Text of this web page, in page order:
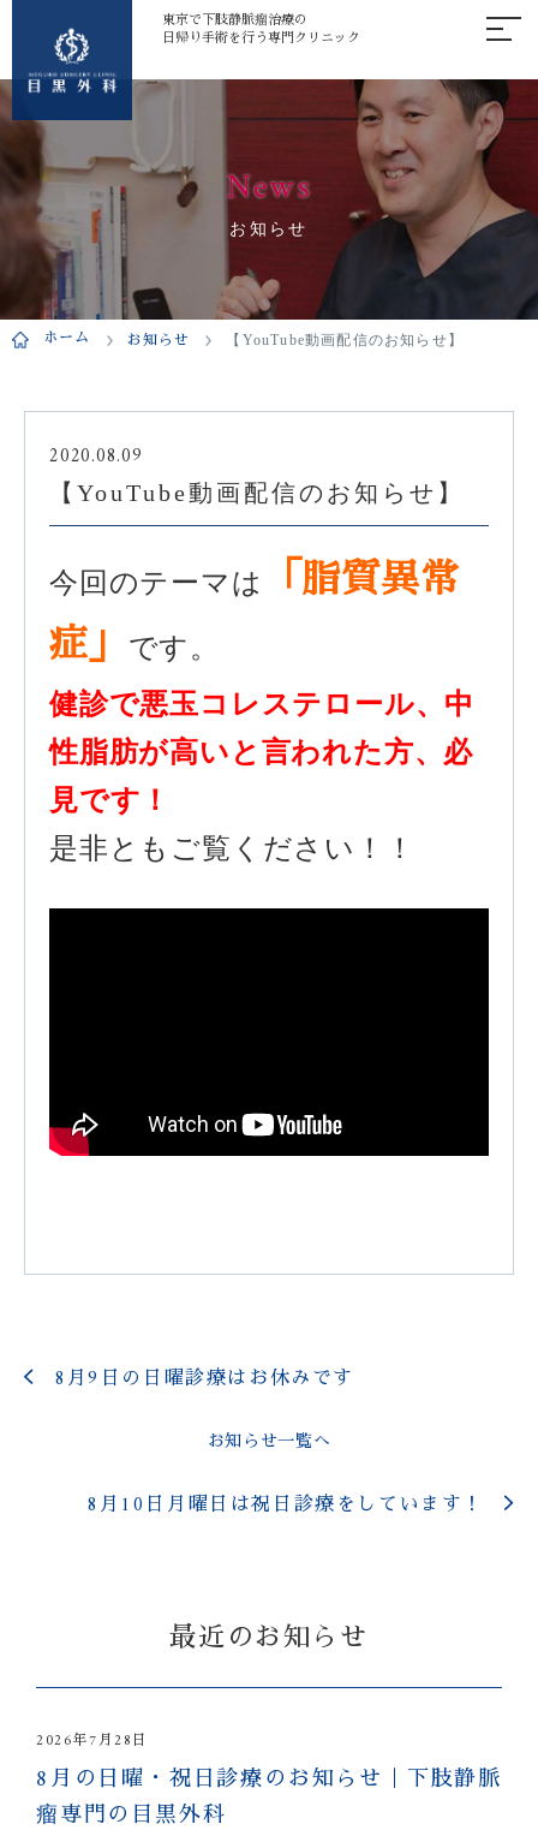
東京で下肢静脈瘤治療の
日帰り手術を行う専門クリニック
News
お知らせ
ホーム お知らせ 【YouTube動画配信のお知らせ】
2020.08.09
【YouTube動画配信のお知らせ】
今回のテーマは
「脂質異常
症」
です。
健診で悪玉コレステロール、中
性脂肪が高いと言われた方、必
見です！
是非ともご覧ください！！
8月9日の日曜診療はお休みです
お知らせ一覧へ
8月10日月曜日は祝日診療をしています！
最近のお知らせ
2026年7月28日
8月の日曜・祝日診療のお知らせ｜下肢静脈
瘤専門の目黒外科